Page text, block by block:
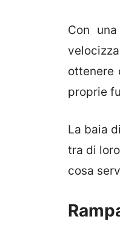
Con
ottenere
proprie
La baia
tra di
cosa